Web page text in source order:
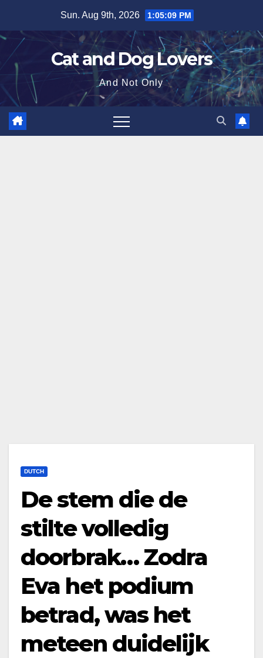
content
Sun. Aug 9th, 2026 1:05:10 PM
Cat and Dog Lovers
And Not Only
DUTCH
De stem die de
stilte volledig
doorbrak… Zodra
Eva het podium
betrad, was het
meteen duidelijk